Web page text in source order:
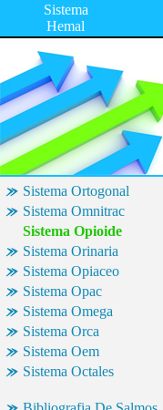
Sistema
Hemal
Sistema Ortogonal
Sistema Omnitrac
Sistema Opioide
Sistema Orinaria
Sistema Opiaceo
Sistema Opac
Sistema Omega
Sistema Orca
Sistema Oem
Sistema Octales